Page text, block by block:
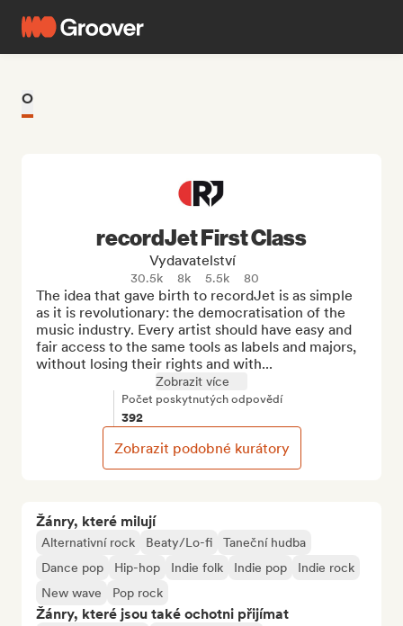
O
Žánry, které milují
Alternativní rock Beaty/Lo-fi
Taneční hudba
Dance pop
Hip-hop Indie folk Indie pop
Indie rock
New wave
Pop rock
Žánry, které jsou také ochotni přijímat
recordJet First Class
Vydavatelství
30.5k 8k 5.5k 80
The idea that gave birth to recordJet is as simple
as it is revolutionary: the democratisation of the
music industry. Every artist should have easy and
fair access to the same tools as labels and majors,
without losing their rights and with...
Zobrazit více
Počet poskytnutých odpovědí
392
Zobrazit podobné kurátory